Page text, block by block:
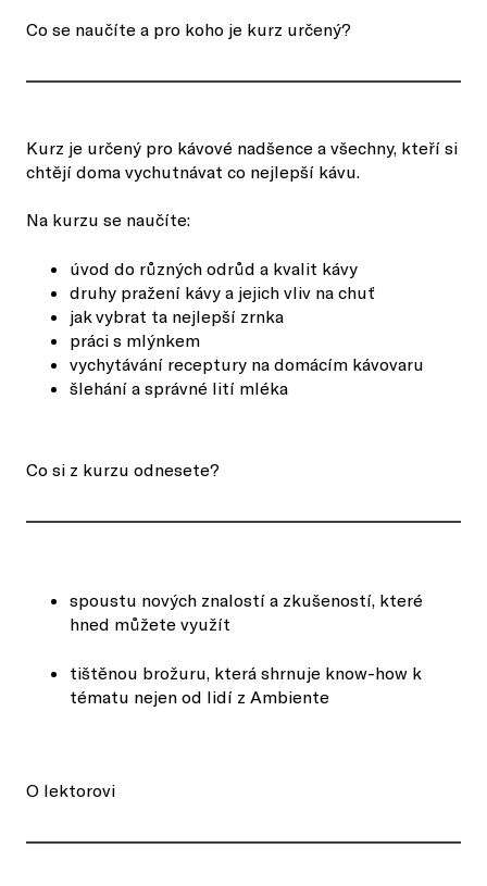
Co se naučíte a pro koho je kurz určený?
Kurz je určený pro kávové nadšence a všechny, kteří si
chtějí doma vychutnávat co nejlepší kávu.
Na kurzu se naučíte:
úvod do různých odrůd a kvalit kávy
druhy pražení kávy a jejich vliv na chuť
jak vybrat ta nejlepší zrnka
práci s mlýnkem
vychytávání receptury na domácím kávovaru
šlehání a správné lití mléka
Co si z kurzu odnesete?
spoustu nových znalostí a zkušeností, které
hned můžete využít
tištěnou brožuru, která shrnuje know-how k
tématu nejen od lidí z Ambiente
O lektorovi